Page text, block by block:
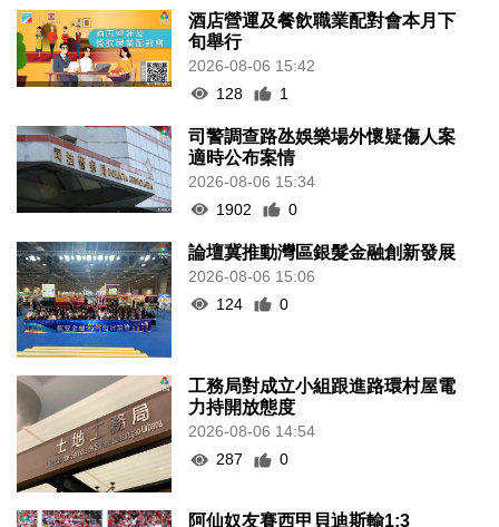
酒店營運及餐飲職業配對會本月下
旬舉行
2026-08-06 15:42
128
1
司警調查路氹娛樂場外懷疑傷人案
適時公布案情
2026-08-06 15:34
1902
0
論壇冀推動灣區銀髮金融創新發展
2026-08-06 15:06
124
0
工務局對成立小組跟進路環村屋電
力持開放態度
2026-08-06 14:54
287
0
阿仙奴友賽西甲貝迪斯輸1:3